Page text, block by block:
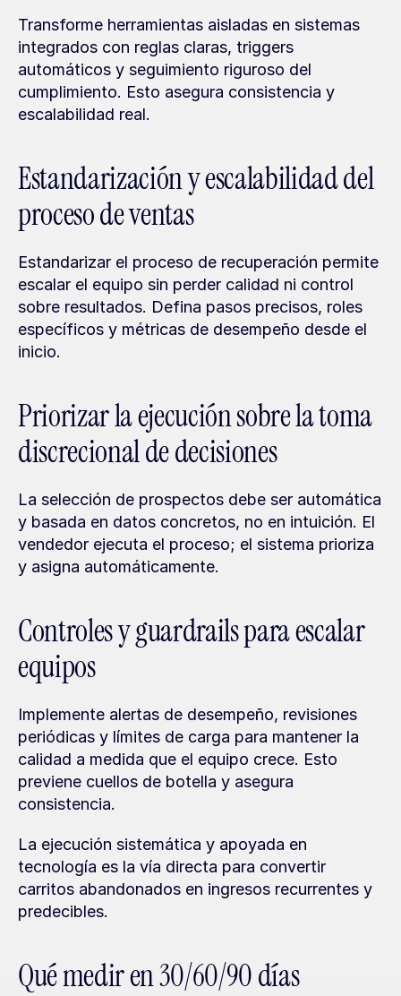
Transforme herramientas aisladas en sistemas
integrados con reglas claras, triggers
automáticos y seguimiento riguroso del
cumplimiento. Esto asegura consistencia y
escalabilidad real.
Estandarización y escalabilidad del
proceso de ventas
Estandarizar el proceso de recuperación permite
escalar el equipo sin perder calidad ni control
sobre resultados. Defina pasos precisos, roles
específicos y métricas de desempeño desde el
inicio.
Priorizar la ejecución sobre la toma
discrecional de decisiones
La selección de prospectos debe ser automática
y basada en datos concretos, no en intuición. El
vendedor ejecuta el proceso; el sistema prioriza
y asigna automáticamente.
Controles y guardrails para escalar
equipos
Implemente alertas de desempeño, revisiones
periódicas y límites de carga para mantener la
calidad a medida que el equipo crece. Esto
previene cuellos de botella y asegura
consistencia.
La ejecución sistemática y apoyada en
tecnología es la vía directa para convertir
carritos abandonados en ingresos recurrentes y
predecibles.
Qué medir en 30/60/90 días